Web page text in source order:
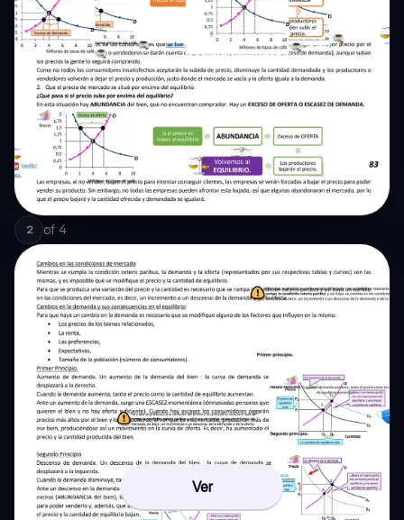
2 of 4
Ver